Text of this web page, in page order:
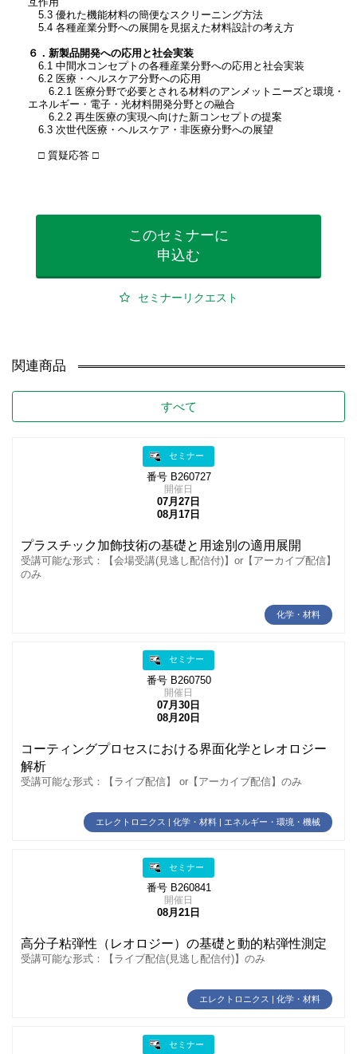
5.3 優れた機能材料の簡便なスクリーニング方法
5.4 各種産業分野への展開を見据えた材料設計の考え方
６．新製品開発への応用と社会実装
6.1 中間水コンセプトの各種産業分野への応用と社会実装
6.2 医療・ヘルスケア分野への応用
6.2.1 医療分野で必要とされる材料のアンメットニーズと環境・
エネルギー・電子・光材料開発分野との融合
6.2.2 再生医療の実現へ向けた新コンセプトの提案
6.3 次世代医療・ヘルスケア・非医療分野への展望
□ 質疑応答 □
このセミナーに
申込む
セミナーリクエスト
関連商品
すべて
セミナー
番号 B260727
開催日
07月27日
08月17日
プラスチック加飾技術の基礎と用途別の適用展開
受講可能な形式：【会場受講(見逃し配信付)】or【アーカイブ配信】
のみ
化学・材料
セミナー
番号 B260750
開催日
07月30日
08月20日
コーティングプロセスにおける界面化学とレオロジー
解析
受講可能な形式：【ライブ配信】 or【アーカイブ配信】のみ
エレクトロニクス | 化学・材料 | エネルギー・環境・機械
セミナー
番号 B260841
開催日
08月21日
高分子粘弾性（レオロジー）の基礎と動的粘弾性測定
受講可能な形式：【ライブ配信(見逃し配信付)】のみ
エレクトロニクス | 化学・材料
セミナー